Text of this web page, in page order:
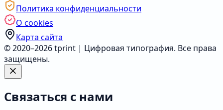
Политика конфиденциальности
О cookies
Карта сайта
© 2020–2026 tprint | Цифровая типография. Все права
защищены.
Связаться с нами